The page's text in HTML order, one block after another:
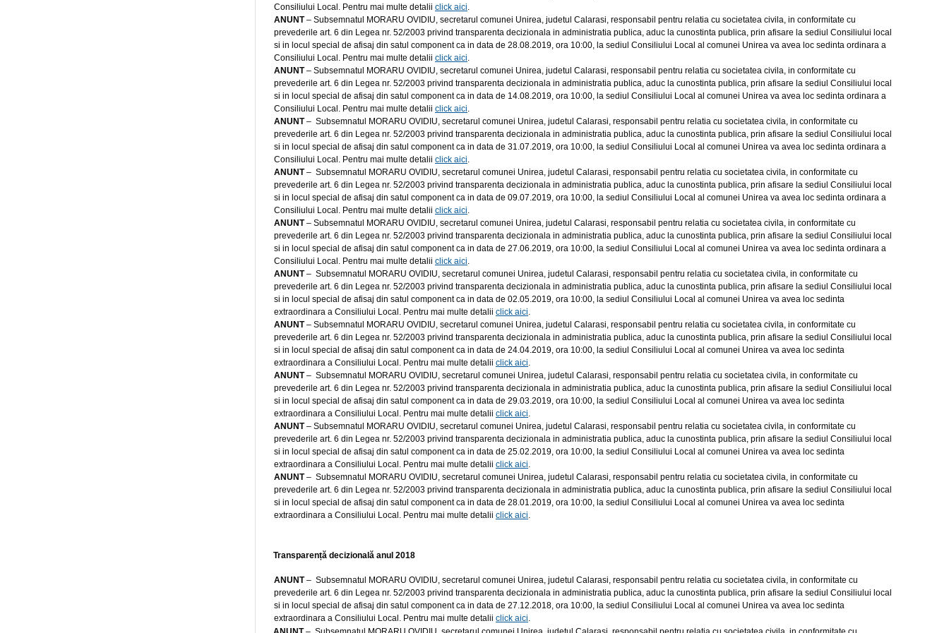
Consiliului Local. Pentru mai multe detalii click aici.
ANUNT– Subsemnatul MORARU OVIDIU, secretarul comunei Unirea, judetul Calarasi, responsabil pentru relatia cu societatea civila, in conformitate cu
prevederile art. 6 din Legea nr. 52/2003 privind transparenta decizionala in administratia publica, aduc la cunostinta publica, prin afisare la sediul Consiliului local
si in locul special de afisaj din satul component ca in data de 28.08.2019, ora 10:00, la sediul Consiliului Local al comunei Unirea va avea loc sedinta ordinara a
Consiliului Local. Pentru mai multe detalii click aici.
ANUNT– Subsemnatul MORARU OVIDIU, secretarul comunei Unirea, judetul Calarasi, responsabil pentru relatia cu societatea civila, in conformitate cu
prevederile art. 6 din Legea nr. 52/2003 privind transparenta decizionala in administratia publica, aduc la cunostinta publica, prin afisare la sediul Consiliului local
si in locul special de afisaj din satul component ca in data de 14.08.2019, ora 10:00, la sediul Consiliului Local al comunei Unirea va avea loc sedinta ordinara a
Consiliului Local. Pentru mai multe detalii click aici.
ANUNT– Subsemnatul MORARU OVIDIU, secretarul comunei Unirea, judetul Calarasi, responsabil pentru relatia cu societatea civila, in conformitate cu
prevederile art. 6 din Legea nr. 52/2003 privind transparenta decizionala in administratia publica, aduc la cunostinta publica, prin afisare la sediul Consiliului local
si in locul special de afisaj din satul component ca in data de 31.07.2019, ora 10:00, la sediul Consiliului Local al comunei Unirea va avea loc sedinta ordinara a
Consiliului Local. Pentru mai multe detalii click aici.
ANUNT– Subsemnatul MORARU OVIDIU, secretarul comunei Unirea, judetul Calarasi, responsabil pentru relatia cu societatea civila, in conformitate cu
prevederile art. 6 din Legea nr. 52/2003 privind transparenta decizionala in administratia publica, aduc la cunostinta publica, prin afisare la sediul Consiliului local
si in locul special de afisaj din satul component ca in data de 09.07.2019, ora 10:00, la sediul Consiliului Local al comunei Unirea va avea loc sedinta ordinara a
Consiliului Local. Pentru mai multe detalii click aici.
ANUNT– Subsemnatul MORARU OVIDIU, secretarul comunei Unirea, judetul Calarasi, responsabil pentru relatia cu societatea civila, in conformitate cu
prevederile art. 6 din Legea nr. 52/2003 privind transparenta decizionala in administratia publica, aduc la cunostinta publica, prin afisare la sediul Consiliului local
si in locul special de afisaj din satul component ca in data de 27.06.2019, ora 10:00, la sediul Consiliului Local al comunei Unirea va avea loc sedinta ordinara a
Consiliului Local. Pentru mai multe detalii click aici.
ANUNT– Subsemnatul MORARU OVIDIU, secretarul comunei Unirea, judetul Calarasi, responsabil pentru relatia cu societatea civila, in conformitate cu
prevederile art. 6 din Legea nr. 52/2003 privind transparenta decizionala in administratia publica, aduc la cunostinta publica, prin afisare la sediul Consiliului local
si in locul special de afisaj din satul component ca in data de 02.05.2019, ora 10:00, la sediul Consiliului Local al comunei Unirea va avea loc sedinta
extraordinara a Consiliului Local. Pentru mai multe detalii click aici.
ANUNT– Subsemnatul MORARU OVIDIU, secretarul comunei Unirea, judetul Calarasi, responsabil pentru relatia cu societatea civila, in conformitate cu
prevederile art. 6 din Legea nr. 52/2003 privind transparenta decizionala in administratia publica, aduc la cunostinta publica, prin afisare la sediul Consiliului local
si in locul special de afisaj din satul component ca in data de 24.04.2019, ora 10:00, la sediul Consiliului Local al comunei Unirea va avea loc sedinta
extraordinara a Consiliului Local. Pentru mai multe detalii click aici.
ANUNT– Subsemnatul MORARU OVIDIU, secretarul comunei Unirea, judetul Calarasi, responsabil pentru relatia cu societatea civila, in conformitate cu
prevederile art. 6 din Legea nr. 52/2003 privind transparenta decizionala in administratia publica, aduc la cunostinta publica, prin afisare la sediul Consiliului local
si in locul special de afisaj din satul component ca in data de 29.03.2019, ora 10:00, la sediul Consiliului Local al comunei Unirea va avea loc sedinta
extraordinara a Consiliului Local. Pentru mai multe detalii click aici.
ANUNT– Subsemnatul MORARU OVIDIU, secretarul comunei Unirea, judetul Calarasi, responsabil pentru relatia cu societatea civila, in conformitate cu
prevederile art. 6 din Legea nr. 52/2003 privind transparenta decizionala in administratia publica, aduc la cunostinta publica, prin afisare la sediul Consiliului local
si in locul special de afisaj din satul component ca in data de 25.02.2019, ora 10:00, la sediul Consiliului Local al comunei Unirea va avea loc sedinta
extraordinara a Consiliului Local. Pentru mai multe detalii click aici.
ANUNT– Subsemnatul MORARU OVIDIU, secretarul comunei Unirea, judetul Calarasi, responsabil pentru relatia cu societatea civila, in conformitate cu
prevederile art. 6 din Legea nr. 52/2003 privind transparenta decizionala in administratia publica, aduc la cunostinta publica, prin afisare la sediul Consiliului local
si in locul special de afisaj din satul component ca in data de 28.01.2019, ora 10:00, la sediul Consiliului Local al comunei Unirea va avea loc sedinta
extraordinara a Consiliului Local. Pentru mai multe detalii click aici.
Transparență decizională anul 2018
ANUNT– Subsemnatul MORARU OVIDIU, secretarul comunei Unirea, judetul Calarasi, responsabil pentru relatia cu societatea civila, in conformitate cu
prevederile art. 6 din Legea nr. 52/2003 privind transparenta decizionala in administratia publica, aduc la cunostinta publica, prin afisare la sediul Consiliului local
si in locul special de afisaj din satul component ca in data de 27.12.2018, ora 10:00, la sediul Consiliului Local al comunei Unirea va avea loc sedinta
extraordinara a Consiliului Local. Pentru mai multe detalii click aici.